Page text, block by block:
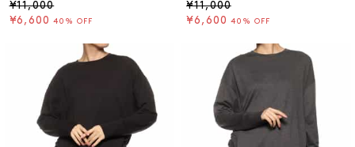
¥11,000
¥6,600 40% OFF
¥11,000
¥6,600 40% OFF